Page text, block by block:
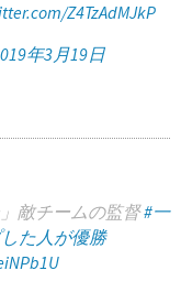
Z4TzAdMJkP
年3月19日
敵チームの監督#一
た人が優勝